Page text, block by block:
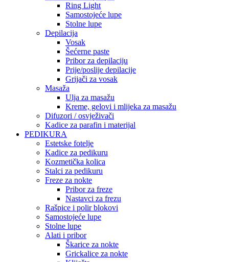
Ring Light
Samostojeće lupe
Stolne lupe
Depilacija
Vosak
Šećerne paste
Pribor za depilaciju
Prije/poslije depilacije
Grijači za vosak
Masaža
Ulja za masažu
Kreme, gelovi i mlijeka za masažu
Difuzori / osvježivači
Kadice za parafin i materijal
PEDIKURA
Estetske fotelje
Kadice za pedikuru
Kozmetička kolica
Stalci za pedikuru
Freze za nokte
Pribor za freze
Nastavci za frezu
Rašpice i polir blokovi
Samostojeće lupe
Stolne lupe
Alati i pribor
Škarice za nokte
Grickalice za nokte